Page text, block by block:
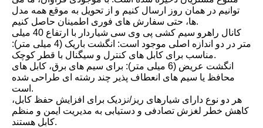
توانیم در همان روز ارسال کنیم و از تحویل به موقع همه مدل
ها، حتی سفارش های فوری اطمینان حاصل کنیم.
کانال راهرو سیم کشی پی وی سی شیاردار با ارتفاع 40 میلی
متر در دو اندازه اصلی موجود است: انگشت باریک (4 میلی متر):
مناسب برای کابل های کنترل و سیگنال با قطر کوچک.
انگشت عریض (6 میلی متر): برای سیم های برق، کابل های
محافظ یا سیم های انعطاف پذیر چند رشته ای طراحی شده
است.
هر دو نوع دارای شیارهای ریز/نزدیک برای افزایش حفظ کابل،
کاهش خطر لغزش تصادفی و دستیابی به مدیریت ایمن و منظم
کابل هستند.